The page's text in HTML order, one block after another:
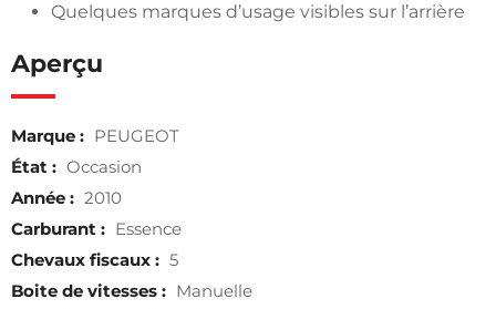
Quelques marques d’usage visibles sur l’arrière
Aperçu
Marque : PEUGEOT
État : Occasion
Année : 2010
Carburant : Essence
Chevaux fiscaux : 5
Boite de vitesses : Manuelle